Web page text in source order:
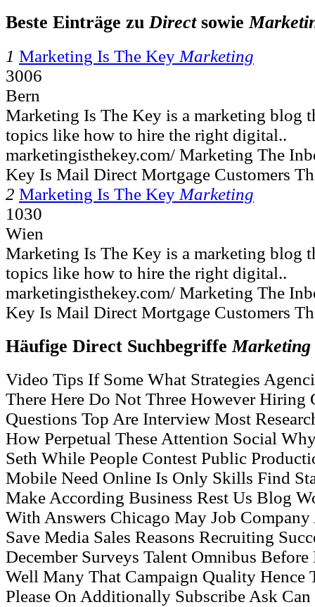
Beste Einträge zuDirectsowie
1 Marketing Is The Key Marketing
3006
Bern
Marketing Is The Key is a marketing blog
topics like how to hire the right digital..
marketingisthekey.com/ Marketing The
Key Is Mail Direct Mortgage Customers
2 Marketing Is The Key Marketing
1030
Wien
Marketing Is The Key is a marketing blog
topics like how to hire the right digital..
marketingisthekey.com/ Marketing The
Key Is Mail Direct Mortgage Customers
Häufige Direct Suchbegriffe Marketing
Video Tips If Some What Strategies
There Here Do Not Three However Hiring
Questions Top Are Interview Most
How Perpetual These Attention Social
Seth While People Contest Public
Mobile Need Online Is Only Skills Find
Make According Business Rest Us Blog
With Answers Chicago May Job
Save Media Sales Reasons Recruiting
December Surveys Talent Omnibus
Well Many That Campaign Quality Hence
Please On Additionally Subscribe Ask Can